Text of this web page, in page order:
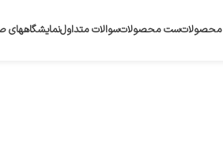
محصولاتست محصولاتسوالات متداولنمایشگاههای